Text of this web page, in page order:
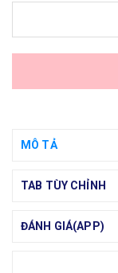
MÔ TẢ
TAB TÙY CHỈNH
ĐÁNH GIÁ(APP)